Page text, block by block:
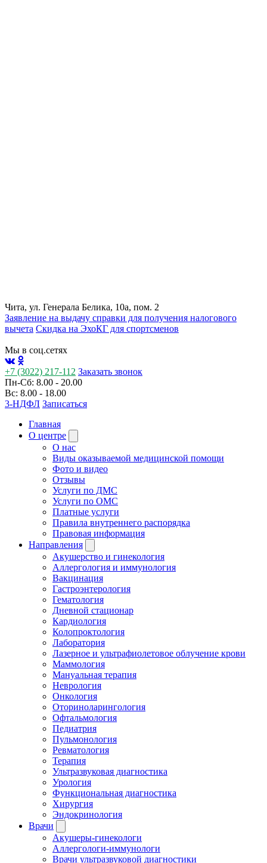
Чита, ул. Генерала Белика, 10а, пом. 2
Заявление на выдачу справки для получения налогового
вычета Cкидка на ЭхоКГ для спортсменов
Мы в соц.сетях
+7 (3022) 217-112 Заказать звонок
Пн-Сб: 8.00 - 20.00
Вс: 8.00 - 18.00
3-НДФЛ Записаться
Главная
О центре
О нас
Виды оказываемой медицинской помощи
Фото и видео
Отзывы
Услуги по ДМС
Услуги по ОМС
Платные услуги
Правила внутреннего распорядка
Правовая информация
Направления
Акушерство и гинекология
Аллергология и иммунология
Вакцинация
Гастроэнтерология
Гематология
Дневной стационар
Кардиология
Колопроктология
Лаборатория
Лазерное и ультрафиолетовое облучение крови
Маммология
Мануальная терапия
Неврология
Онкология
Оториноларингология
Офтальмология
Педиатрия
Пульмонология
Ревматология
Терапия
Ультразвуковая диагностика
Урология
Функциональная диагностика
Хирургия
Эндокринология
Врачи
Акушеры-гинекологи
Аллергологи-иммунологи
Врачи ультразвуковой диагностики